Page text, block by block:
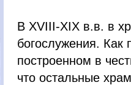
В XVIII-XIX в.в. в
богослужения.
построенном в
что остальные